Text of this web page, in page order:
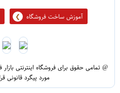
آموزش ساخت فروشگاه
@ تمامی حقوق برای فروشگاه اینترنتی
مورد پیگرد قانونی